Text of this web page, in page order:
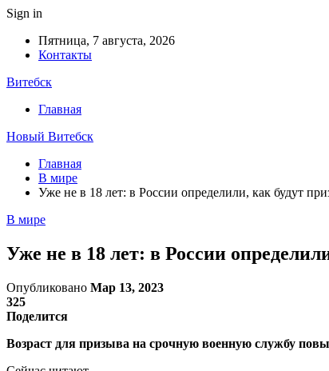
Sign in
Пятница, 7 августа, 2026
Контакты
Витебск
Главная
Новый Витебск
Главная
В мире
Уже не в 18 лет: в России определили, как будут
В мире
Уже не в 18 лет: в России
Опубликовано Мар 13, 2023
325
Поделится
Возраст для призыва на срочную военную службу